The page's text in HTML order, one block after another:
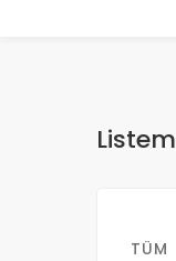
Listem
TÜM